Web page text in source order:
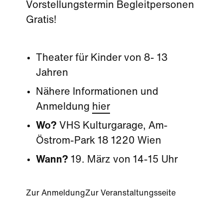
Vorstellungstermin Begleitpersonen
Gratis!
Theater für Kinder von 8- 13
Jahren
Nähere Informationen und
Anmeldung hier
Wo? VHS Kulturgarage, Am-
Östrom-Park 18 1220 Wien
Wann? 19. März von 14-15 Uhr
Zur AnmeldungZur Veranstaltungsseite